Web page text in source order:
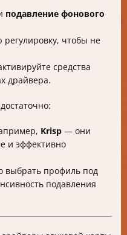
подавление фонового
чтобы не
средства
драйвера.
Krisp — они
и эффективно
выбрать профиль под
подавления